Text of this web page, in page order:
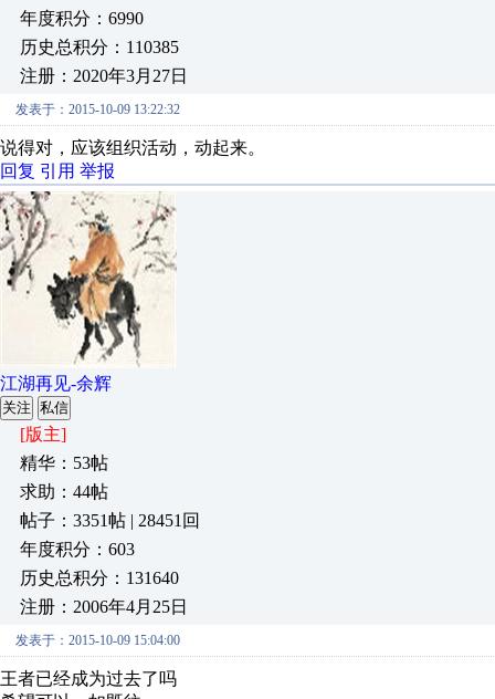
年度积分：6990
历史总积分：110385
注册：2020年3月27日
发表于：2015-10-09 13:22:32
说得对，应该组织活动，动起来。
回复 引用 举报
江湖再见-余辉
关注 私信
[版主]
精华：53帖
求助：44帖
帖子：3351帖 | 28451回
年度积分：603
历史总积分：131640
注册：2006年4月25日
发表于：2015-10-09 15:04:00
王者已经成为过去了吗